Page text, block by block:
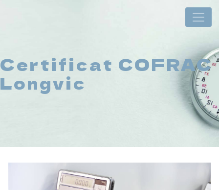
Certificat COFRAC
Longvic